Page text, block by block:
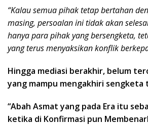
“Kalau semua pihak tetap bertahan
masing, persoalan ini tidak akan
hanya para pihak yang bersengketa,
yang terus menyaksikan konflik
Hingga mediasi berakhir, belum
yang mampu mengakhiri
“Abah Asmat yang pada Era itu
ketika di Konfirmasi pun